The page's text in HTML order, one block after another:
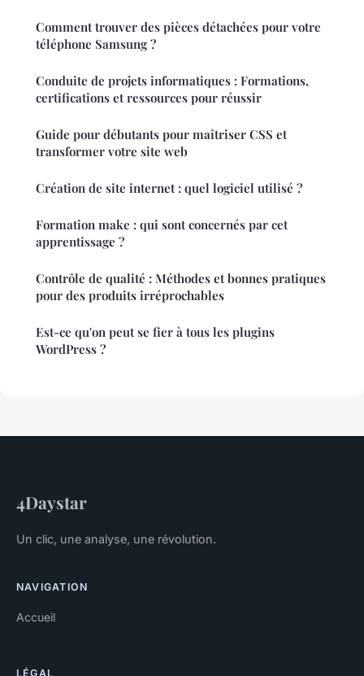
Comment trouver des pièces détachées pour votre
téléphone Samsung ?
Conduite de projets informatiques : Formations,
certifications et ressources pour réussir
Guide pour débutants pour maîtriser CSS et
transformer votre site web
Création de site internet : quel logiciel utilisé ?
Formation make : qui sont concernés par cet
apprentissage ?
Contrôle de qualité : Méthodes et bonnes pratiques
pour des produits irréprochables
Est-ce qu'on peut se fier à tous les plugins
WordPress ?
4Daystar
Un clic, une analyse, une révolution.
NAVIGATION
Accueil
LÉGAL